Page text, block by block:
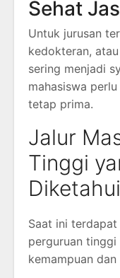
Sehat
Untuk jurusan
kedokteran,
sering menjadi
mahasiswa
tetap prima.
Jalur
Tinggi
Diketahui
Saat ini
perguruan
kemampuan